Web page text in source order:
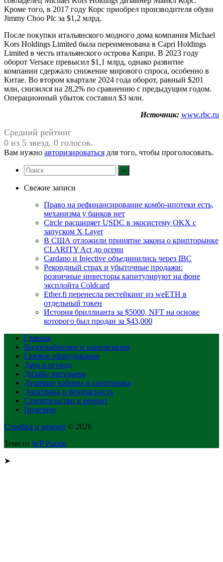
Кроме того, в 2017 году Корс приобрел производителя обуви
Jimmy Choo Plc за $1,2 млрд.
После покупки итальянского модного дома компания Michael
Kors Holdings Limited была переименована в Capri Holdings
Limited в честь итальянского острова Капри. В 2023 году
оборот Versace превысил $1,1 млрд, однако развитие
компании сдержало снижение мирового спроса, особенно в
Китае. Во втором квартале 2024 года оборот, равный $201
млн, снизился на 28,2% по сравнению с предыдущим годом.
Операционный убыток составил $3 млн.
Источник: www.rbc.ru
Средний рейтинг
0 из 5 звезд. 0 голосов.
Вам нужно авторизироваться для того, чтобы проголосовать.
Свежие записи
Право на рефинансирование комбо-ипотеки есть,
механизма у банков нет
Circle расширяет USDC в экосистему OKX с
запуском X Layer
В США отложили принятие закона о крипторынке
CLARITY Act до осени
Cardano и Injective объединились через IBC
Рекордный страх и убыточные продажи:
розничные инвесторы капитулируют на фоне
эксплойта Coldcard
Ether.fi перенесла рестейкинг из weETH в
отдельный токен
История бриллианта за $5000, NFT на основе
которого был продан за $43,000
Главная
Водоснабжение и канализация
Газовое оборудование
Дача и огород
Дизайн интерьера
Душевые кабины и сантехника
Электрика и безопасность
Строительство и ремонт
Полезное
Стройка и ремонт © 2026
Тема от WP Puzzle
➤